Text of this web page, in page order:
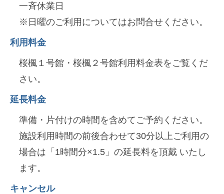
一斉休業日
※日曜のご利用についてはお問合せください。
利用料金
桜楓１号館・桜楓２号館利用料金表をご覧くだ
さい。
延長料金
準備・片付けの時間を含めてご予約ください。
施設利用時間の前後合わせて30分以上ご利用の
場合は「1時間分×1.5」の延長料を頂戴 いたし
ます。
キャンセル